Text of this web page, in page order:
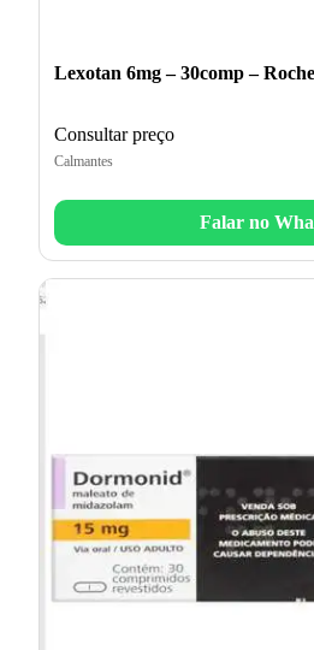
Lexotan 6mg – 30comp – Roche
Consultar preço
Calmantes
Falar no